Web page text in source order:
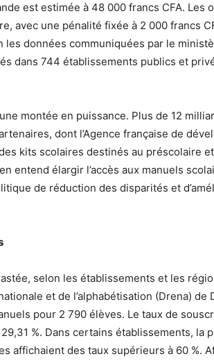
est estimée à 48 000 francs CFA. Les
avec une pénalité fixée à 2 000 francs
données communiquées par le
dans 744 établissements publics et
montée en puissance. Plus de 12
dont l’Agence française de
kits scolaires destinés au préscolaire
entend élargir l’accès aux manuels
de réduction des disparités et
selon les établissements et les
et de l’alphabétisation (Drena) de
pour 2 790 élèves. Le taux de
%. Dans certains établissements, la
affichaient des taux supérieurs à 60 %.